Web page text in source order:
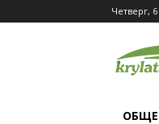
Четверг, 6